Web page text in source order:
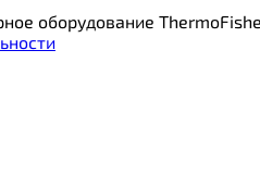
оборудование